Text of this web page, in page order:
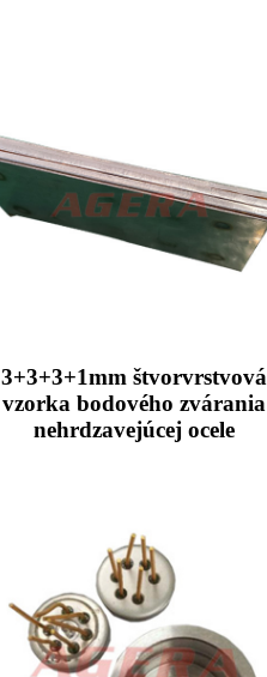
3+3+3+1mm štvorvrstvová
vzorka bodového zvárania
nehrdzavejúcej ocele